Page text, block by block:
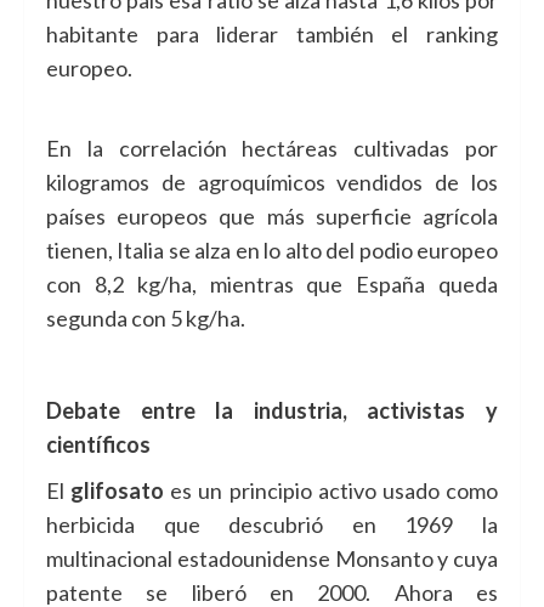
habitante para liderar también el ranking
europeo.
En la correlación hectáreas cultivadas por
kilogramos de agroquímicos vendidos de los
países europeos que más superficie agrícola
tienen, Italia se alza en lo alto del podio europeo
con 8,2 kg/ha, mientras que España queda
segunda con 5 kg/ha.
Debate entre la industria, activistas y
científicos
El glifosato es un principio activo usado como
herbicida que descubrió en 1969 la
multinacional estadounidense Monsanto y cuya
patente se liberó en 2000. Ahora es